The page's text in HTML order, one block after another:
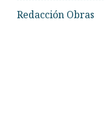
Redacción Obras